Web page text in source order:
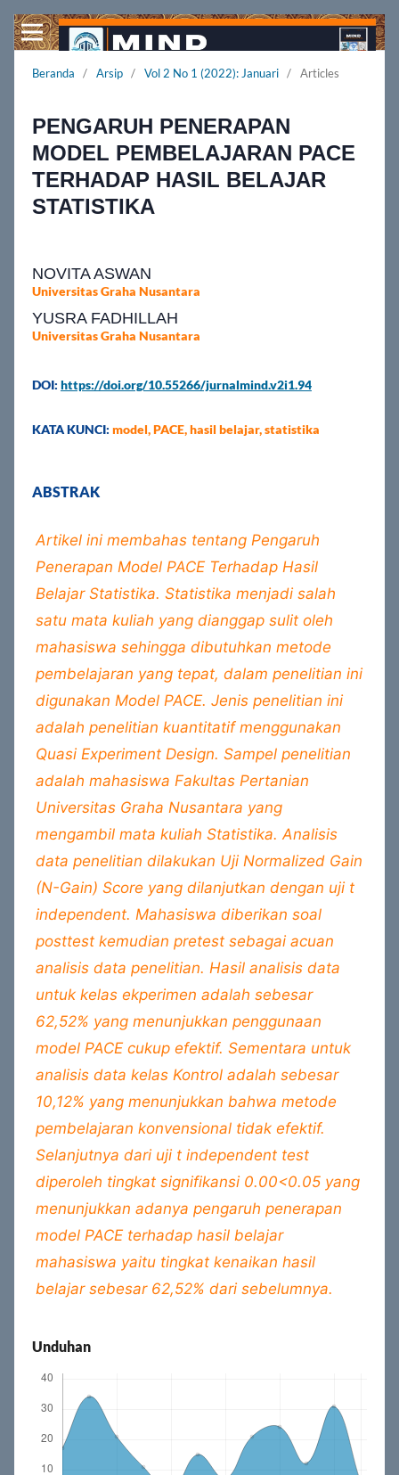
Beranda / Arsip / Vol 2 No 1 (2022): Januari / Articles
PENGARUH PENERAPAN
MODEL PEMBELAJARAN PACE
TERHADAP HASIL BELAJAR
STATISTIKA
NOVITA ASWAN
Universitas Graha Nusantara
YUSRA FADHILLAH
Universitas Graha Nusantara
DOI: https://doi.org/10.55266/jurnalmind.v2i1.94
KATA KUNCI: model, PACE, hasil belajar, statistika
ABSTRAK
Artikel ini membahas tentang Pengaruh
Penerapan Model PACE Terhadap Hasil
Belajar Statistika. Statistika menjadi salah
satu mata kuliah yang dianggap sulit oleh
mahasiswa sehingga dibutuhkan metode
pembelajaran yang tepat, dalam penelitian ini
digunakan Model PACE. Jenis penelitian ini
adalah penelitian kuantitatif menggunakan
Quasi Experiment Design. Sampel penelitian
adalah mahasiswa Fakultas Pertanian
Universitas Graha Nusantara yang
mengambil mata kuliah Statistika. Analisis
data penelitian dilakukan Uji Normalized Gain
(N-Gain) Score yang dilanjutkan dengan uji t
independent. Mahasiswa diberikan soal
posttest kemudian pretest sebagai acuan
analisis data penelitian. Hasil analisis data
untuk kelas ekperimen adalah sebesar
62,52% yang menunjukkan penggunaan
model PACE cukup efektif. Sementara untuk
analisis data kelas Kontrol adalah sebesar
10,12% yang menunjukkan bahwa metode
pembelajaran konvensional tidak efektif.
Selanjutnya dari uji t independent test
diperoleh tingkat signifikansi 0.00<0.05 yang
menunjukkan adanya pengaruh penerapan
model PACE terhadap hasil belajar
mahasiswa yaitu tingkat kenaikan hasil
belajar sebesar 62,52% dari sebelumnya.
Unduhan